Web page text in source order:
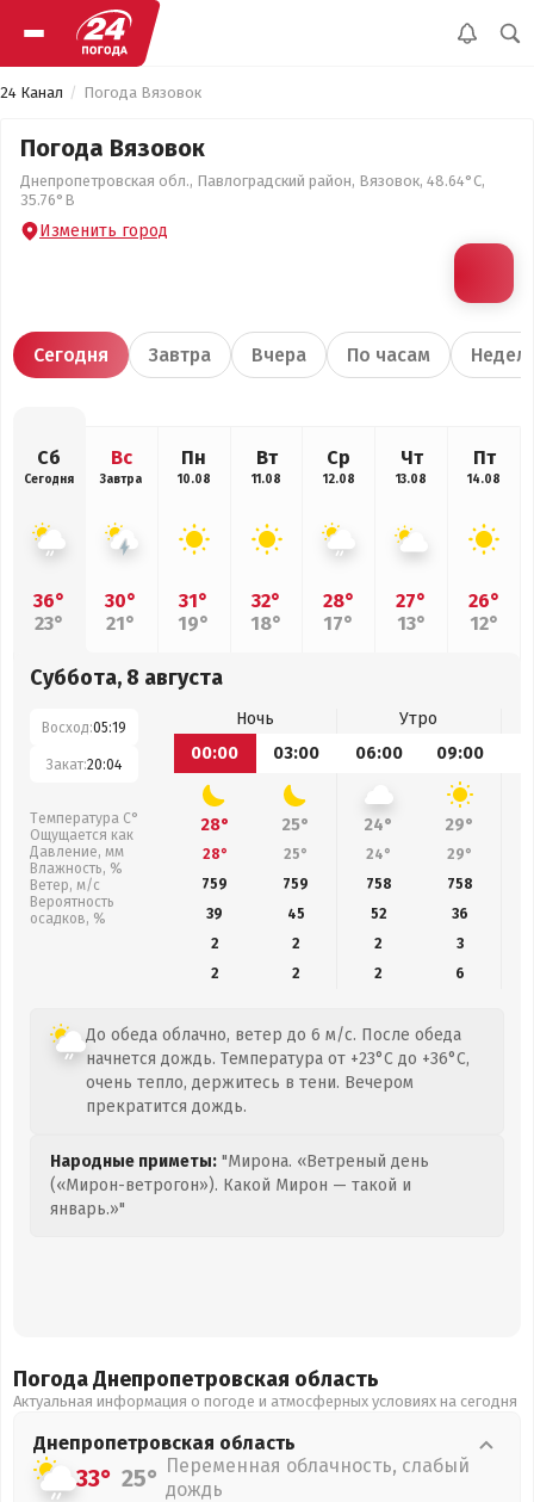
24 Канал Погода Вязовок
Погода Вязовок
Днепропетровская обл., Павлоградский район, Вязовок, 48.64°С,
35.76°В
Изменить город
Сегодня Завтра Вчера По часам
Сб
Сегодня
36°
23°
Вс
Завтра
30°
21°
Пн
10.08
31°
19°
Вт
11.08
32°
18°
Ср
12.08
28°
17°
Чт
13.08
27°
13°
Пт
14.08
26°
12°
Суббота, 8 августа
Восход:05:19
Закат:20:04
Температура С°
Ощущается как
Давление, мм
Влажность, %
Ветер, м/с
Вероятность
осадков, %
Ночь
Утро
00:00
03:00 06:00 09:00
28° 25° 24° 29°
28° 25° 24° 29°
759
759 758 758
39
45 52 36
2
2 2
3
2
2 2 6
До обеда облачно, ветер до 6 м/с. После обеда
начнется дождь. Температура от +23°C до +36°C,
очень тепло, держитесь в тени. Вечером
прекратится дождь.
Народные приметы: "Мирона. «Ветреный день
(«Мирон-ветрогон»). Какой Мирон — такой и
январь.»"
Погода Днепропетровская область
Актуальная информация о погоде и атмосферных условиях на сегодня
Днепропетровская область
33° 25° Переменная облачность, слабый
дождь